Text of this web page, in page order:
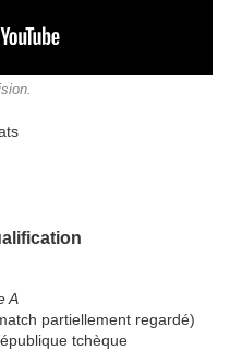
A
partiellement regardé)
tchèque